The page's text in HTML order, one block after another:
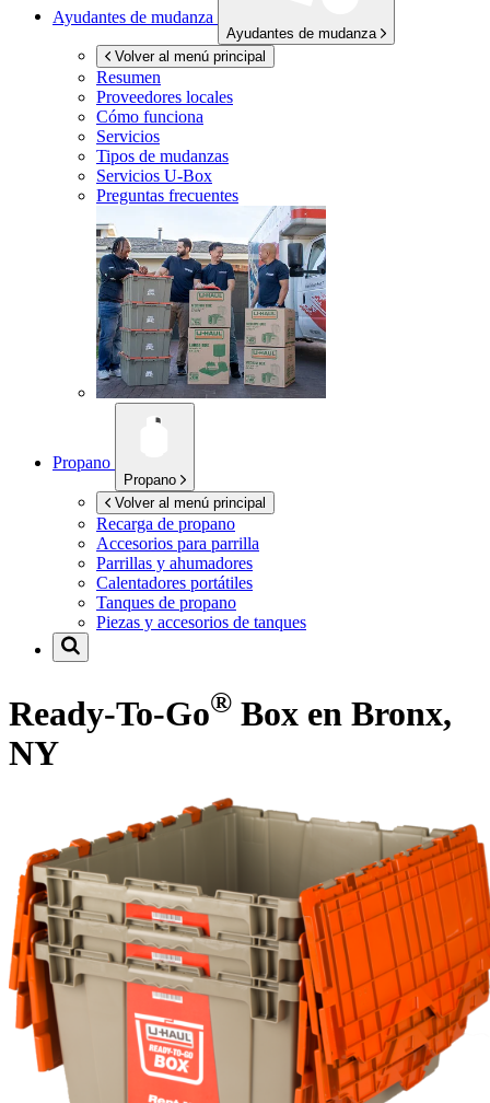
Ayudantes de mudanza
Ayudantes de mudanza
Volver al menú principal
Resumen
Proveedores locales
Cómo funciona
Servicios
Tipos de mudanzas
Servicios U-Box
Preguntas frecuentes
Propano
Propano
Volver al menú principal
Recarga de propano
Accesorios para parrilla
Parrillas y ahumadores
Calentadores portátiles
Tanques de propano
Piezas y accesorios de tanques
Ready-To-Go® Box en Bronx,
NY